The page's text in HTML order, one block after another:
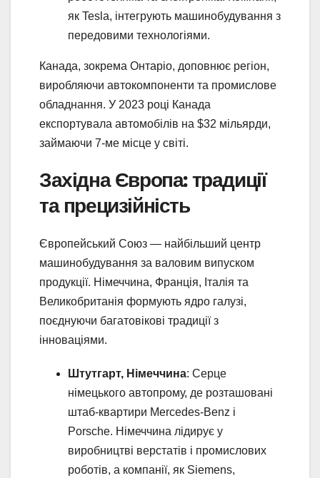
як Tesla, інтегрують машинобудування з
передовими технологіями.
Канада, зокрема Онтаріо, доповнює регіон,
виробляючи автокомпоненти та промислове
обладнання. У 2023 році Канада
експортувала автомобілів на $32 мільярди,
займаючи 7-ме місце у світі.
Західна Європа: традиції
та прецизійність
Європейський Союз — найбільший центр
машинобудування за валовим випуском
продукції. Німеччина, Франція, Італія та
Великобританія формують ядро галузі,
поєднуючи багатовікові традиції з
інноваціями.
Штутгарт, Німеччина: Серце
німецького автопрому, де розташовані
штаб-квартири Mercedes-Benz і
Porsche. Німеччина лідирує у
виробництві верстатів і промислових
роботів, а компанії, як Siemens,